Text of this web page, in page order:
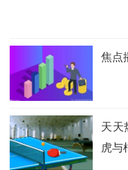
焦点
天天
虎与